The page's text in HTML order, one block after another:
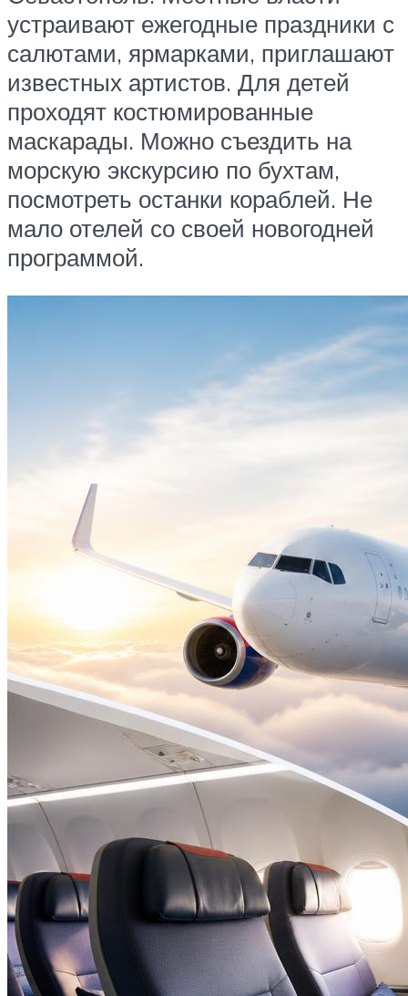
устраивают ежегодные праздники с
салютами, ярмарками, приглашают
известных артистов. Для детей
проходят костюмированные
маскарады. Можно съездить на
морскую экскурсию по бухтам,
посмотреть останки кораблей. Не
мало отелей со своей новогодней
программой.